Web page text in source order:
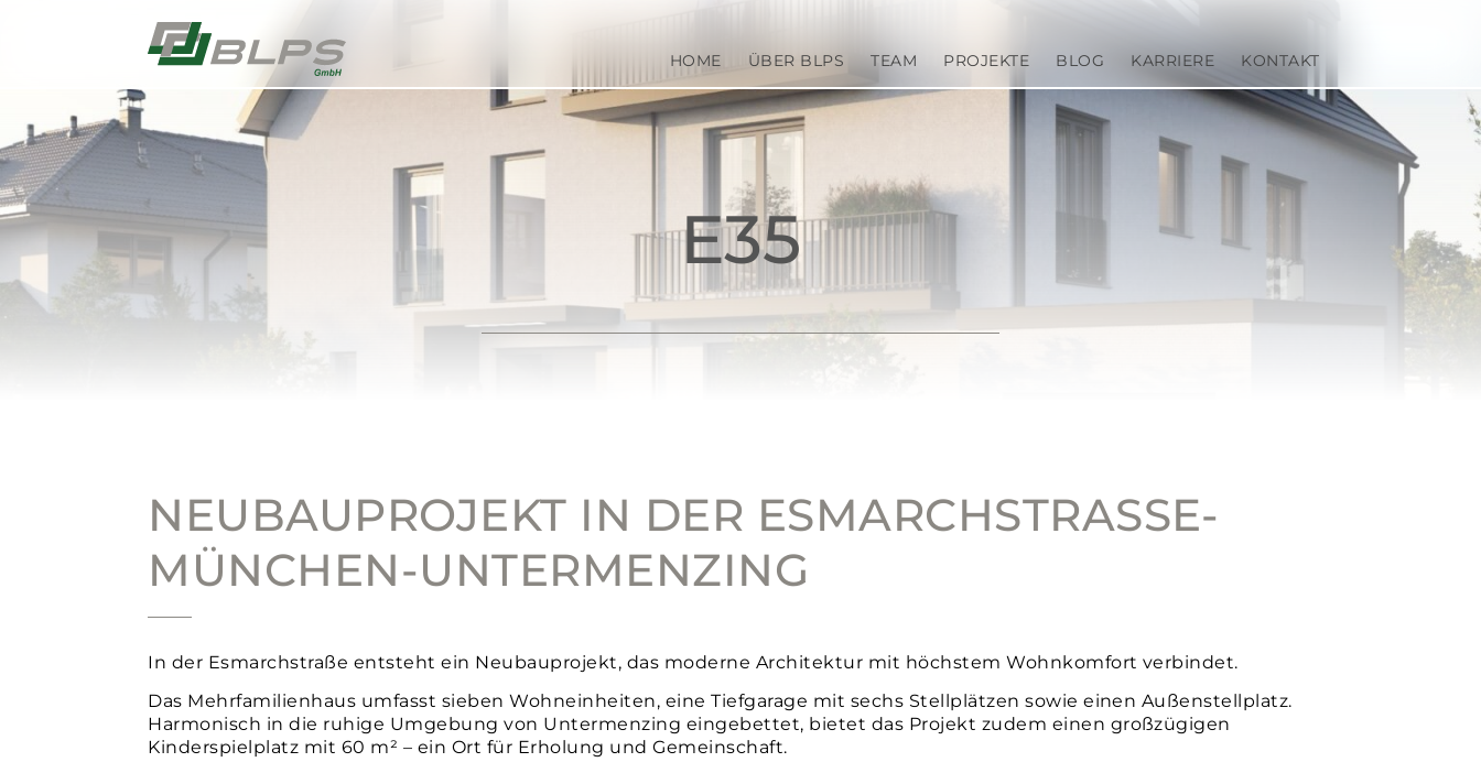
Link zur Startseite
HOME ÜBER BLPS TEAM PROJEKTE BLOG KARRIERE KONTAKT
E35
NEUBAUPROJEKT IN DER ESMARCHSTRASSE- M
ÜNCHEN-UNTERMENZING
In der Esmarchstraße entsteht ein Neubauprojekt, das moderne Architektur mit höchstem Wohnkomfort verbindet.
Das Mehrfamilienhaus umfasst sieben Wohneinheiten, eine Tiefgarage mit sechs Stellplätzen sowie einen Außenstellplatz.
Harmonisch in die ruhige Umgebung von Untermenzing eingebettet, bietet das Projekt zudem einen großzügigen
Kinderspielplatz mit 60 m² – ein Ort für Erholung und Gemeinschaft.